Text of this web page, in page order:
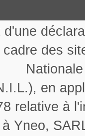
des
en
relative à
Yneo,